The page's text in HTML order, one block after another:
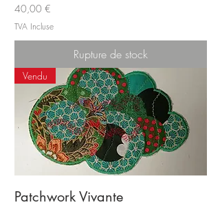
Prix
40,00 €
TVA Incluse
Rupture de stock
Vendu
Patchwork Vivante